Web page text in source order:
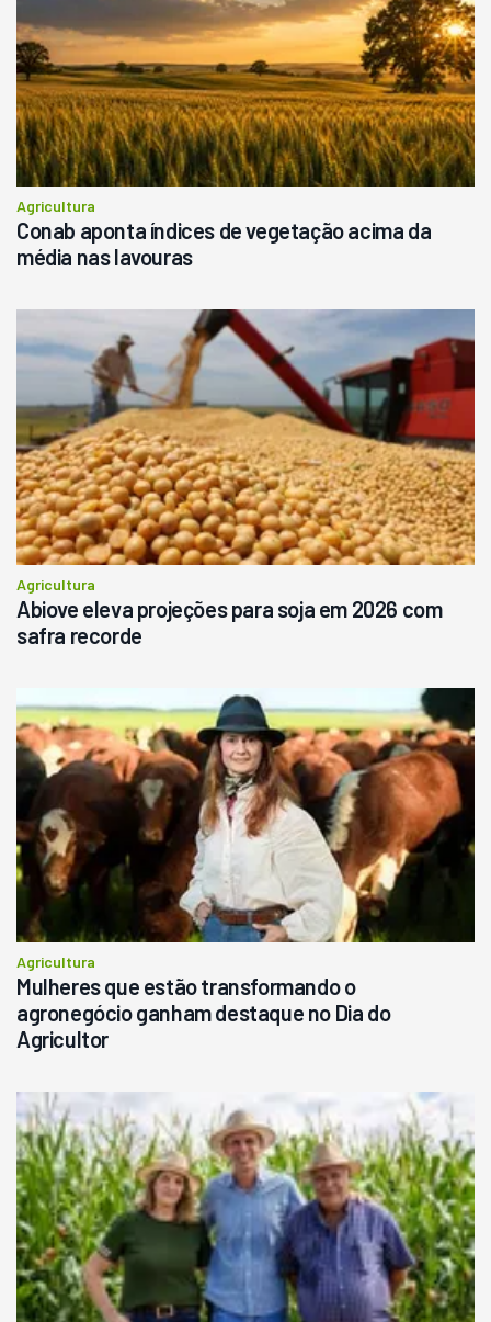
Agricultura
Conab aponta índices de vegetação acima da
média nas lavouras
Agricultura
Abiove eleva projeções para soja em 2026 com
safra recorde
Agricultura
Mulheres que estão transformando o
agronegócio ganham destaque no Dia do
Agricultor